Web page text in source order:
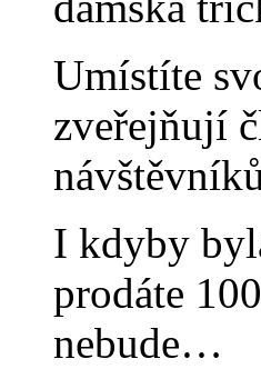
Umístíte
zveřejňují
I kdyby
prodáte
nebude…